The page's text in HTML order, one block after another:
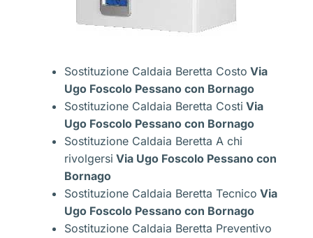
Sostituzione Caldaia Beretta Costo Via
Ugo Foscolo Pessano con Bornago
Sostituzione Caldaia Beretta Costi Via
Ugo Foscolo Pessano con Bornago
Sostituzione Caldaia Beretta A chi
rivolgersi Via Ugo Foscolo Pessano con
Bornago
Sostituzione Caldaia Beretta Tecnico Via
Ugo Foscolo Pessano con Bornago
Sostituzione Caldaia Beretta Preventivo